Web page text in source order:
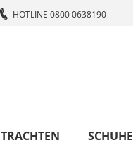
HOTLINE 0800 0638190
TRACHTEN SCHUHE